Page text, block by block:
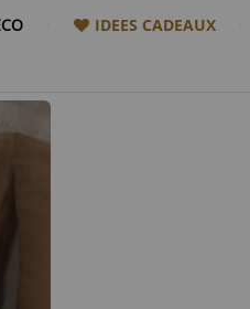
IDEES CADEAUX